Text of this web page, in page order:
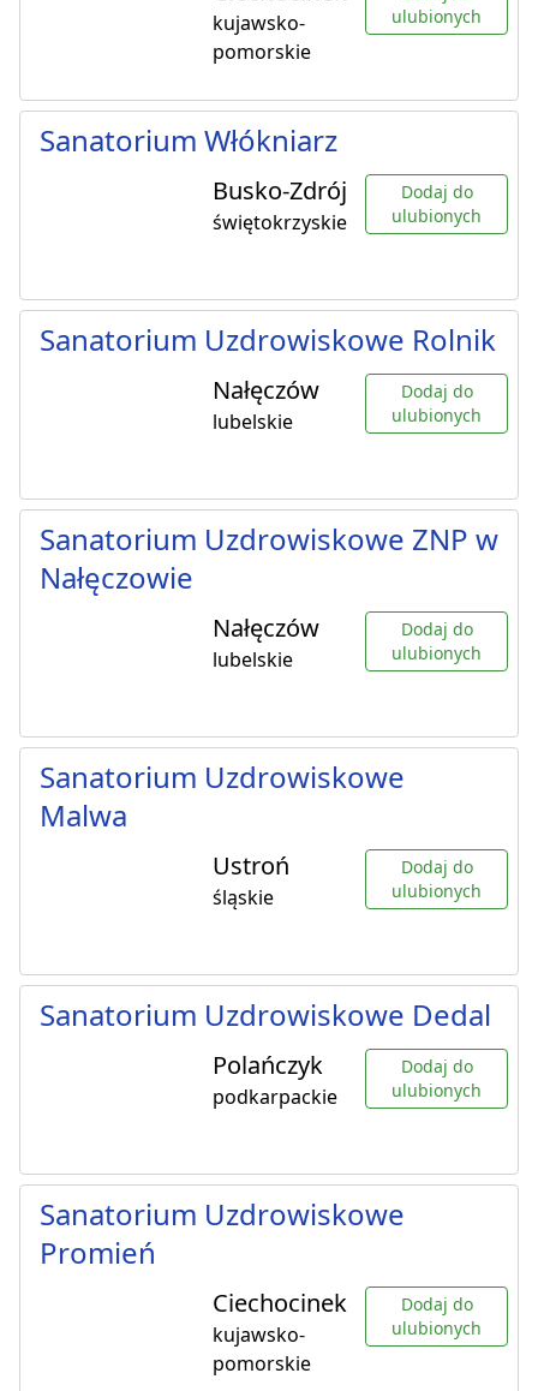
kujawsko-
pomorskie
ulubionych
Sanatorium Włókniarz
Busko-Zdrój
świętokrzyskie
Dodaj do
ulubionych
Sanatorium Uzdrowiskowe Rolnik
Nałęczów
lubelskie
Dodaj do
ulubionych
Sanatorium Uzdrowiskowe ZNP w
Nałęczowie
Nałęczów
lubelskie
Dodaj do
ulubionych
Sanatorium Uzdrowiskowe
Malwa
Ustroń
śląskie
Dodaj do
ulubionych
Sanatorium Uzdrowiskowe Dedal
Polańczyk
podkarpackie
Dodaj do
ulubionych
Sanatorium Uzdrowiskowe
Promień
Ciechocinek
kujawsko-
pomorskie
Dodaj do
ulubionych